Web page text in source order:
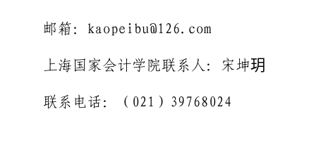
邮箱： kaopeibu@126.com
上海国家会计学院联系人：宋坤玥
联系电话：（ 021 ） 39768024